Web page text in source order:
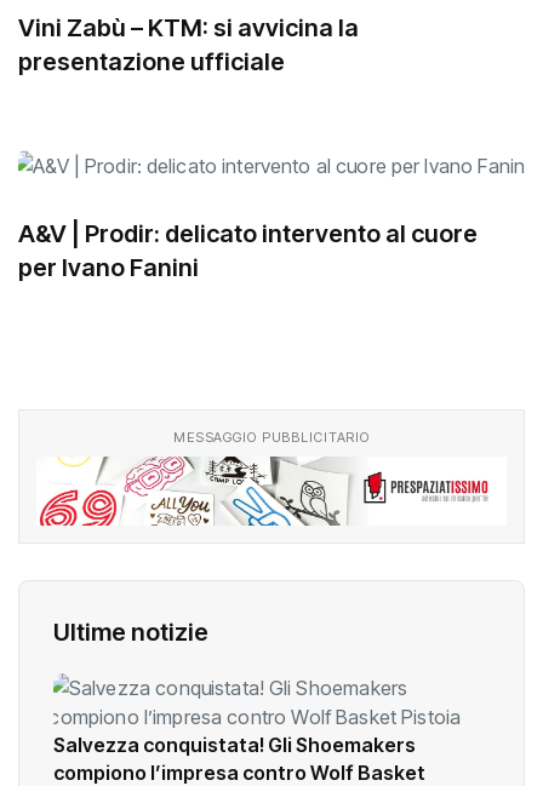
Vini Zabù – KTM: si avvicina la
presentazione ufficiale
A&V | Prodir: delicato intervento al cuore
per Ivano Fanini
MESSAGGIO PUBBLICITARIO
Ultime notizie
Salvezza conquistata! Gli Shoemakers
compiono l’impresa contro Wolf Basket